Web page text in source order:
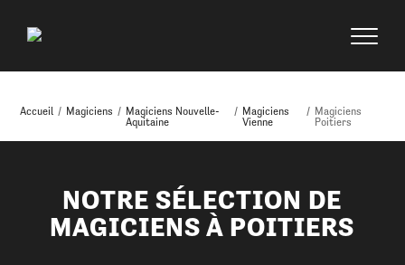
Accueil / Magiciens / Magiciens Nouvelle-
Aquitaine
/ Magiciens
Vienne
/ Magiciens
Poitiers
NOTRE SÉLECTION DE
MAGICIENS À POITIERS